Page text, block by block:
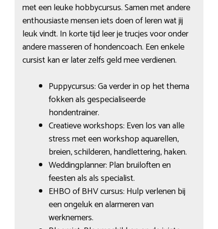
met een leuke hobbycursus. Samen met andere
enthousiaste mensen iets doen of leren wat jij
leuk vindt. In korte tijd leer je trucjes voor onder
andere masseren of hondencoach. Een enkele
cursist kan er later zelfs geld mee verdienen.
Puppycursus: Ga verder in op het thema
fokken als gespecialiseerde
hondentrainer.
Creatieve workshops: Even los van alle
stress met een workshop aquarellen,
breien, schilderen, handlettering, haken.
Weddingplanner: Plan bruiloften en
feesten als als specialist.
EHBO of BHV cursus: Hulp verlenen bij
een ongeluk en alarmeren van
werknemers.